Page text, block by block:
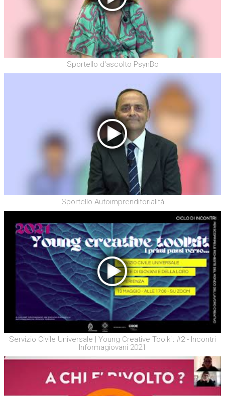
Sportello d'ascolto PsynBo
Sportello Autoimprenditorialità
Servizio Civile Universale | Young Creative Toolkit #2 - Incontri
Informagiovani 2021